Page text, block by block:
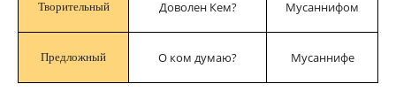
Творительный Доволен Кем? Мусаннифом
Предложный О ком думаю? Мусаннифе